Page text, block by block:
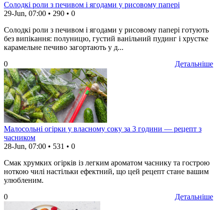
Солодкі роли з печивом і ягодами у рисовому папері
29-Jun, 07:00 • 290 • 0
Солодкі роли з печивом і ягодами у рисовому папері готують
без випікання: полуницю, густий ванільний пудинг і хрустке
карамельне печиво загортають у д...
Детальніше
0
Малосольні огірки у власному соку за 3 години — рецепт з
часником
28-Jun, 07:00 • 531 • 0
Смак хрумких огірків із легким ароматом часнику та гострою
ноткою чилі настільки ефектний, що цей рецепт стане вашим
улюбленим.
Детальніше
0